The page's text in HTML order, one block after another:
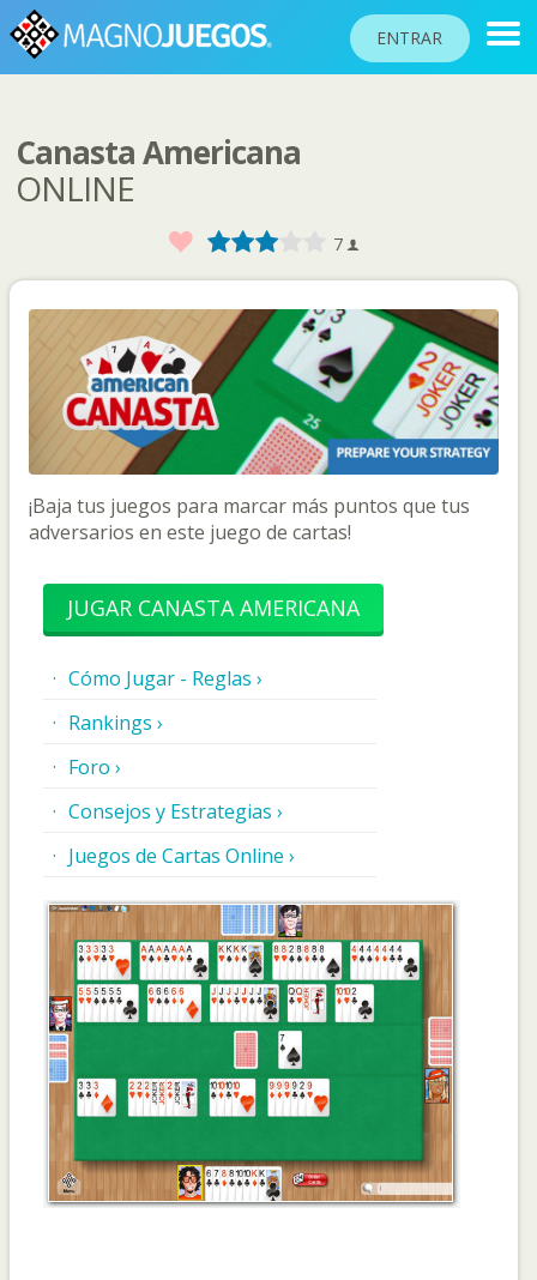
ENTRAR
RANKINGS
TORNEOS
COMUNIDAD
AYUDA
PASAPORTE
JUGAR
Idioma del sitio
Canasta Americana
ONLINE
Favorito 5
2
1 7
¡Baja tus juegos para marcar más puntos que tus
adversarios en este juego de cartas!
JUGAR CANASTA AMERICANA
Cómo Jugar - Reglas ›
Rankings ›
Foro ›
Consejos y Estrategias ›
Juegos de Cartas Online ›